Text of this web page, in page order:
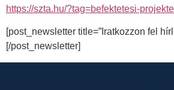
https://szta.hu/?tag=befektetesi-
[post_newsletter title=”Iratkozzon fel
[/post_newsletter]